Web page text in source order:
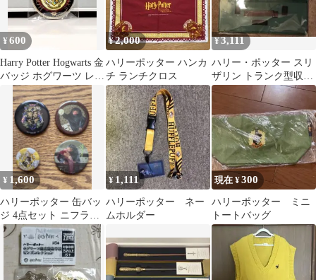
¥600
Harry Potter Hogwarts 金
バッジ ホグワーツ レイ
ルウェイズ
¥2,000
ハリーポッター ハンカ
チ ランチクロス
¥3,111
ハリー・ポッター スリ
ザリン トランク型収納
ボックス
¥ 1,600
ハリーポッター 缶バッ
ジ 4点セット ニフラー
ホグワーツ ハッフルパ
フ 公式
¥ 1,111
ハリーポッター ネー
ムホルダー
現在 ¥300
ハリーポッター ミニ
トートバッグ